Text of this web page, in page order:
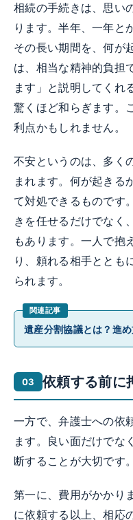
相続の手続きは、思い
ります。半年、一年と
その長い期間を、何が
は、相当な精神的負担
ます」と説明してくれ
驚くほど和らぎます。
利点かもしれません。
不安というのは、多く
まれます。何が起きる
て対処できるものです
きを任せるだけでなく
もあります。一人で抱
り、頼れる相手ととも
られます。
遺産分割協議とは？進
依頼する前に
一方で、弁護士への依
ます。良い面だけでな
断することが大切です。
第一に、費用がかかり
に依頼する以上、相応